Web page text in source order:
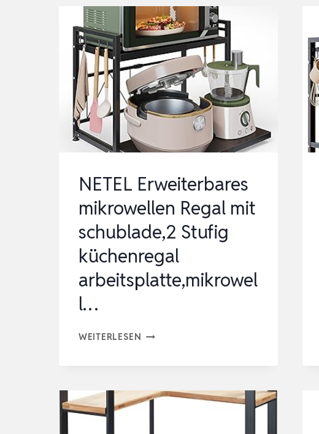
KÜCHEN
MIKROWELLE
STÄNDER
REGAL,
MIKROWE…
NETEL Erweiterbares
mikrowellen Regal mit
schublade,2 Stufig
küchenregal
arbeitsplatte,mikrowel
l…
WEITERLESEN NETEL
REGAL